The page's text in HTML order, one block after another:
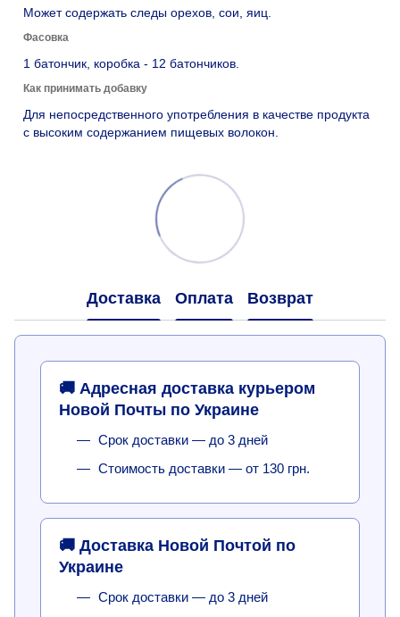
Может содержать следы орехов, сои, яиц.
Фасовка
1 батончик, коробка - 12 батончиков.
Как принимать добавку
Для непосредственного употребления в качестве продукта
с высоким содержанием пищевых волокон.
Доставка Оплата Возврат
🚚 Адресная доставка курьером
Новой Почты по Украине
Срок доставки — до 3 дней
Стоимость доставки — от 130 грн.
🚚 Доставка Новой Почтой по
Украине
Срок доставки — до 3 дней